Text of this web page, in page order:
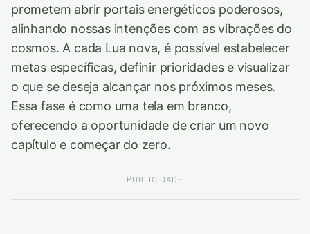
prometem abrir portais energéticos poderosos,
alinhando nossas intenções com as vibrações do
cosmos. A cada Lua nova, é possível estabelecer
metas específicas, definir prioridades e visualizar
o que se deseja alcançar nos próximos meses.
Essa fase é como uma tela em branco,
oferecendo a oportunidade de criar um novo
capítulo e começar do zero.
PUBLICIDADE